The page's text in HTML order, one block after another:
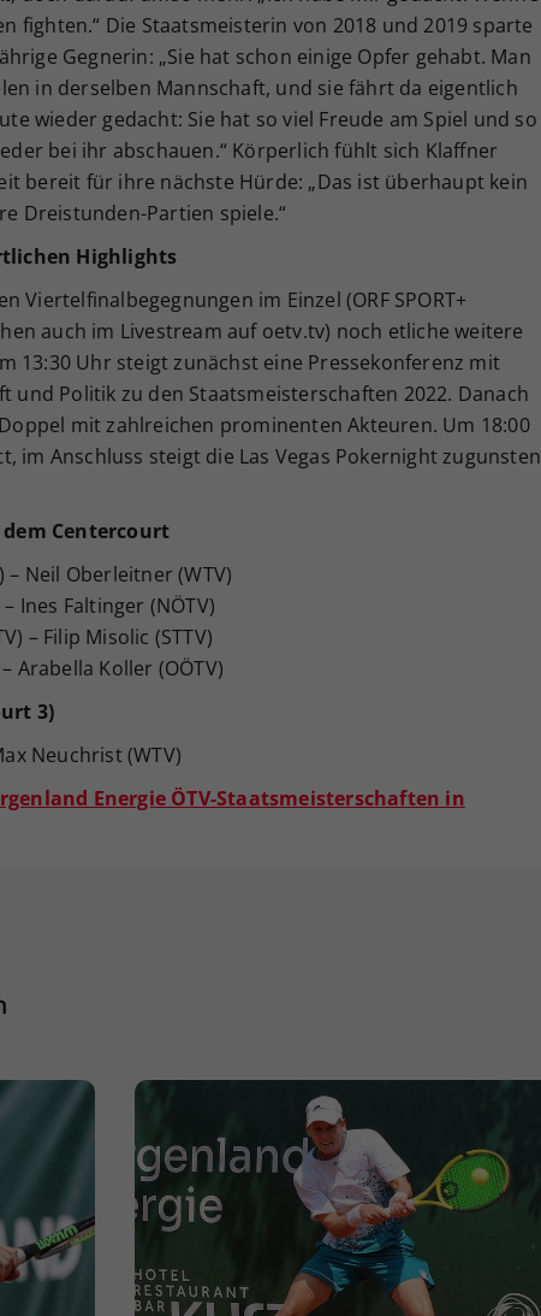
fighten.“ Die Staatsmeisterin von 2018 und 2019 sparte
Gegnerin: „Sie hat schon einige Opfer gehabt. Man
in derselben Mannschaft, und sie fährt da eigentlich
wieder gedacht: Sie hat so viel Freude am Spiel und so
bei ihr abschauen.“ Körperlich fühlt sich Klaffner
bereit für ihre nächste Hürde: „Das ist überhaupt kein
Dreistunden-Partien spiele.“
Highlights
Viertelfinalbegegnungen im Einzel (ORF SPORT+
auch im Livestream auf oetv.tv) noch etliche weitere
13:30 Uhr steigt zunächst eine Pressekonferenz mit
und Politik zu den Staatsmeisterschaften 2022. Danach
mit zahlreichen prominenten Akteuren. Um 18:00
im Anschluss steigt die Las Vegas Pokernight zugunsten
Centercourt
– Neil Oberleitner (WTV)
Ines Faltinger (NÖTV)
– Filip Misolic (STTV)
Arabella Koller (OÖTV)
3)
Neuchrist (WTV)
Energie ÖTV-Staatsmeisterschaften in